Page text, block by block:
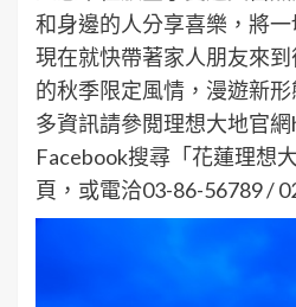
和身邊的人分享喜樂，將一
現在就快帶著家人朋友來
的秋季限定風情，漫遊新
多資訊請參閲理想大地官
Facebook搜尋「花蓮理想
頁，或電洽03-86-56789 /